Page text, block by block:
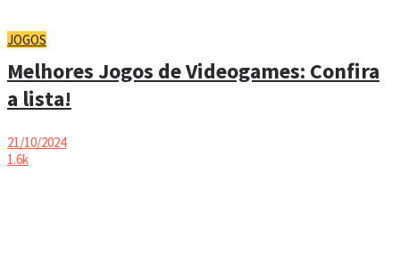
JOGOS
Melhores Jogos de Videogames: Confira
a lista!
21/10/2024
1.6k